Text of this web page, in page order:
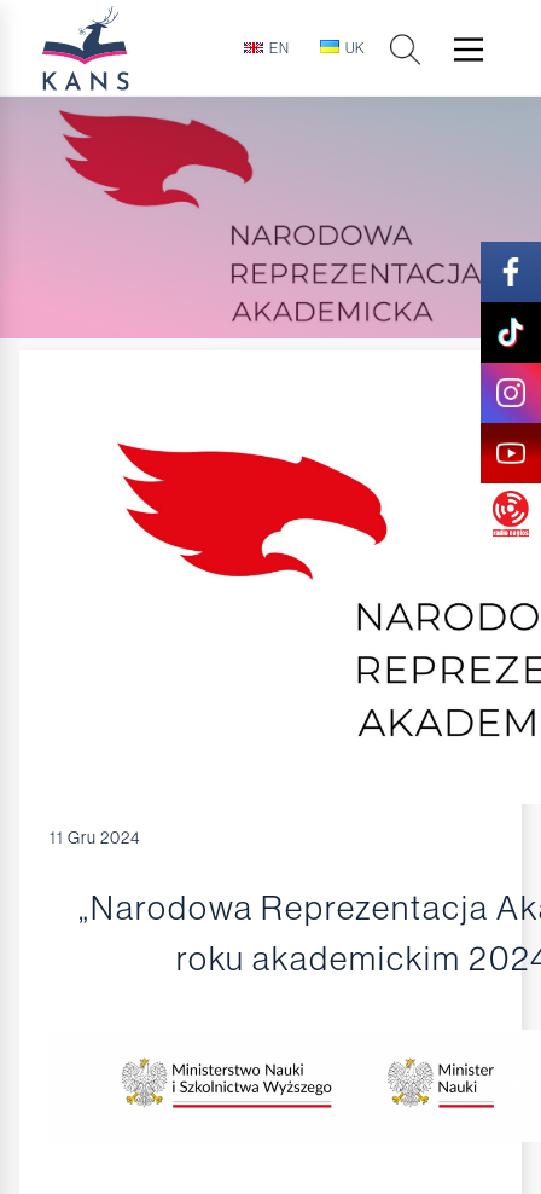
EN UK
11 Gru 2024
„Narodowa Reprezentacja
roku akademickim